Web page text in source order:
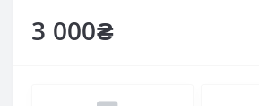
3 000₴